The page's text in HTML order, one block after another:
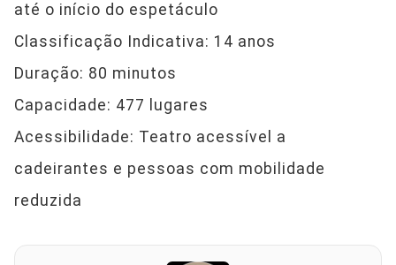
até o início do espetáculo
Classificação Indicativa: 14 anos
Duração: 80 minutos
Capacidade: 477 lugares
Acessibilidade: Teatro acessível a
cadeirantes e pessoas com mobilidade
reduzida